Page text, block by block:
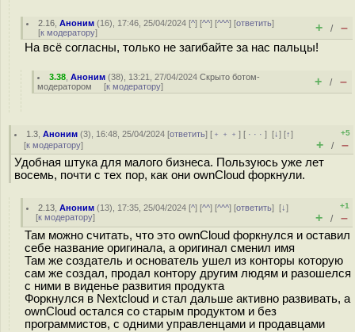
2.16 ,Аноним (16), 17:46, 25/04/2024 [^] [^^] [^^^] [ответить]
[к модератору] + / –
На всё согласны, только не загибайте за нас пальцы!
3.38 ,Аноним (38), 13:21, 27/04/2024Скрыто ботом-
модератором [к модератору] + / –
1.3 ,Аноним (3), 16:48, 25/04/2024 [ответить] [ ﹢﹢﹢] [ · · ·][↓] [↑]
[к модератору]
+5
+ / –
Удобная штука для малого бизнеса. Пользуюсь уже лет
восемь, почти с тех пор, как они ownCloud форкнули.
2.13 ,Аноним (13), 17:35, 25/04/2024 [^] [^^] [^^^] [ответить][↓]
[к модератору]
+1
+ / –
Там можно считать, что это ownCloud форкнулся и оставил
себе название оригинала, а оригинал сменил имя
Там же создатель и основатель ушел из конторы которую
сам же создал, продал контору другим людям и разошелся
с ними в виденье развития продукта
Форкнулся в Nextcloud и стал дальше активно развивать, а
ownCloud остался со старым продуктом и без
программистов, с одними управленцами и продавцами